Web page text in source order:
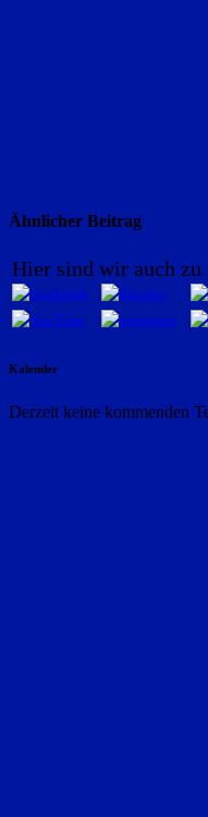
Ähnlicher Beitrag
Hier sind wir auch zu
Kalender
Derzeit keine kommenden